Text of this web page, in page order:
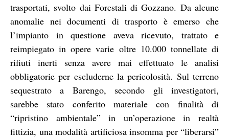
trasportati, svolto dai Forestali di Gozzano. Da alcune
anomalie nei documenti di trasporto è emerso che
l’impianto in questione aveva ricevuto, trattato e
reimpiegato in opere varie oltre 10.000 tonnellate di
rifiuti inerti senza avere mai effettuato le analisi
obbligatorie per escluderne la pericolosità. Sul terreno
sequestrato a Barengo, secondo gli investigatori,
sarebbe stato conferito materiale con finalità di
“ripristino ambientale” in un’operazione in realtà
fittizia, una modalità artificiosa insomma per “liberarsi”